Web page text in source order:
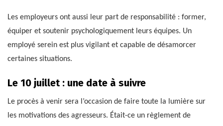
Les employeurs ont aussi leur part de responsabilité : former,
équiper et soutenir psychologiquement leurs équipes. Un
employé serein est plus vigilant et capable de désamorcer
certaines situations.
Le 10 juillet : une date à suivre
Le procès à venir sera l’occasion de faire toute la lumière sur
les motivations des agresseurs. Était-ce un règlement de